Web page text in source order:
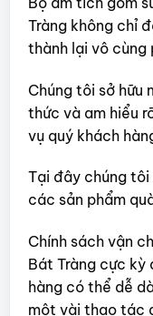
Tràng không chỉ
thành lại vô cùng
Chúng tôi sở hữu
thức và am hiểu
vụ quý khách
Tại đây chúng tôi
các sản phẩm
Chính sách vận
Bát Tràng cực kỳ
hàng có thể dễ
một vài thao tác